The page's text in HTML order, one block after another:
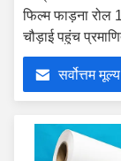
फिल्म फाड़ना रोल
चौड़ाई पहुंच
सर्वोत्तम